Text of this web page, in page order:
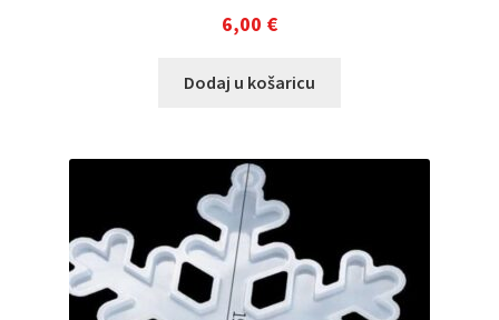
6,00 €
Dodaj u košaricu